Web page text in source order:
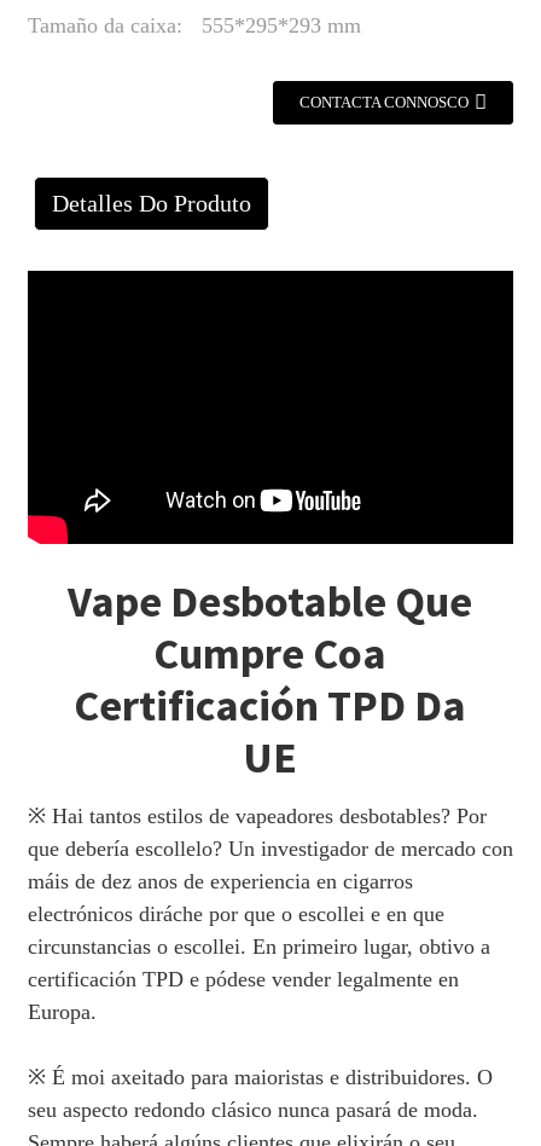
Tamaño da caixa:
555*295*293 mm
CONTACTA CONNOSCO
Detalles Do Produto
Vape Desbotable Que
Cumpre Coa
Certificación TPD Da
UE
※ Hai tantos estilos de vapeadores desbotables? Por
que debería escollelo? Un investigador de mercado con
máis de dez anos de experiencia en cigarros
electrónicos diráche por que o escollei e en que
circunstancias o escollei. En primeiro lugar, obtivo a
certificación TPD e pódese vender legalmente en
Europa.
※ É moi axeitado para maioristas e distribuidores. O
seu aspecto redondo clásico nunca pasará de moda.